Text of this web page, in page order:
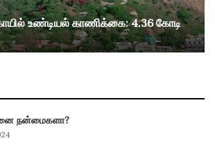
உண்டியல் காணிக்கை: 4.36 கோடி
நன்மைகளா?